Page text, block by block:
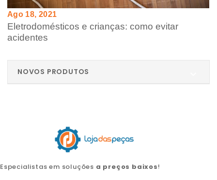
Ago 18, 2021
Eletrodomésticos e crianças: como evitar
acidentes
NOVOS PRODUTOS
Especialistas em soluções a preços baixos!